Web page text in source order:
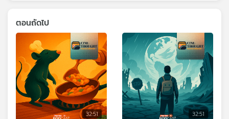
ตอนถัดไป
32:51 32:51